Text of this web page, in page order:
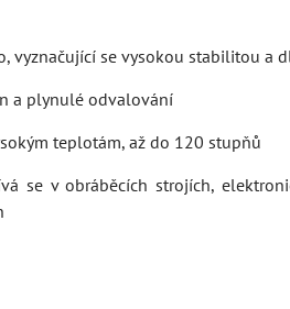
vyznačující se vysokou stabilitou a
a plynulé odvalování
teplotám, až do 120 stupňů
se v obráběcích strojích,